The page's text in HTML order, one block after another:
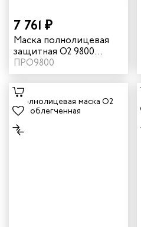
7 761 ₽
Маска полнолицевая
защитная О2 9800
(силикон)
ПРО9800